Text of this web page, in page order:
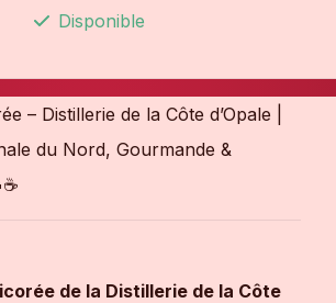
Disponible
– Distillerie de la Côte d’Opale |
du Nord, Gourmande &
de la Distillerie de la Côte